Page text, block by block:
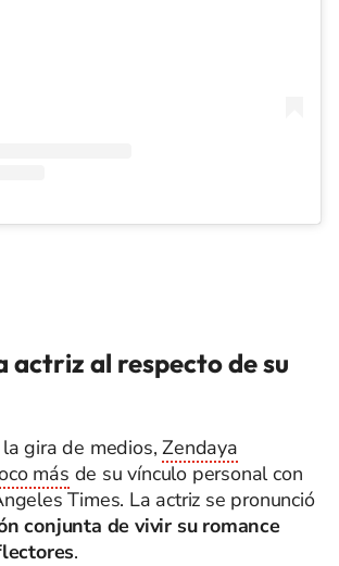
actriz al respecto de su
gira de medios,Zendaya
más de su vínculo personal con
Times. La actriz se pronunció
conjunta de vivir su romance
.